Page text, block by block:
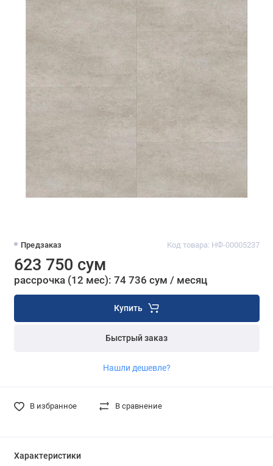
Предзаказ Код товара: НФ-00005237
623 750 сум
рассрочка (12 мес): 74 736 сум / месяц
Купить
Быстрый заказ
Нашли дешевле?
В избранное В сравнение
Характеристики